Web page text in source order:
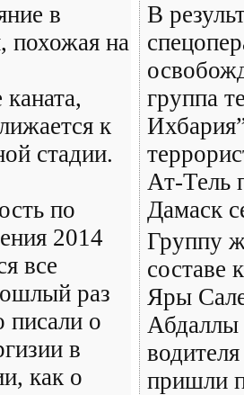
в
похожая на
каната,
к
стадии.
по
2014
все
раз
о
в
как о
В
группа
Ат-Тель
Дамаск
Группу
составе
Яры
пришли